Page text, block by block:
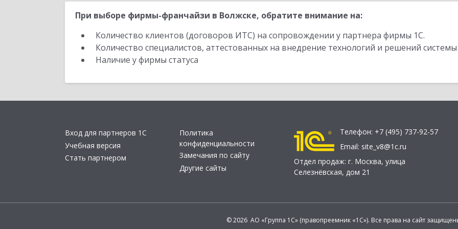
При выборе фирмы-франчайзи в Волжске, обратите внимание на:
Количество клиентов (договоров ИТС) на сопровождении у партнера фирмы 1С.
Количество специалистов, аттестованных на внедрение технологий и решений
Наличие у фирмы статуса
Вход для партнеров 1С
Учебная версия
Стать партнером
Политика
конфиденциальности
Замечания по сайту
Другие сайты
Телефон: +7 (495) 737-92-57
Email: site_v8@1c.ru
Отдел продаж: г. Москва, улица
Селезнёвская, дом 21
© 2026 АО «Группа 1С» (правопреемник «1С»). Все права на сайт